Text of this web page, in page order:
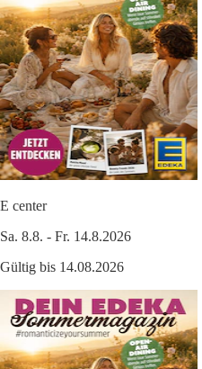
E center
Sa. 8.8. - Fr. 14.8.2026
Gültig bis 14.08.2026